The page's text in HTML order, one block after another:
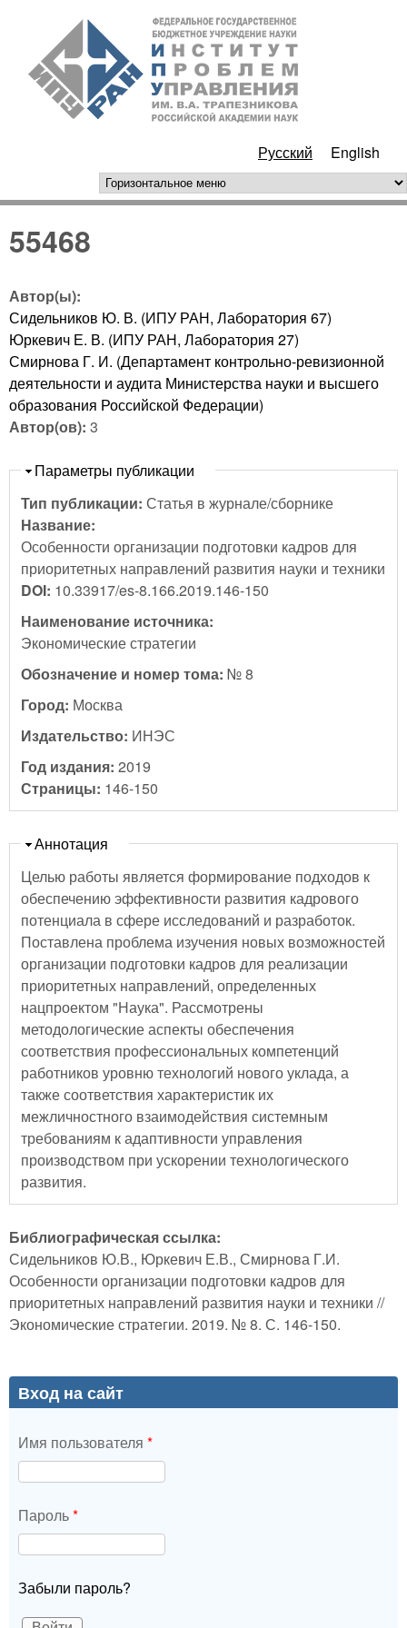
Перейти к основному
содержанию
РАН
Русский English
горизонтальное меню
55468
Автор(ы):
Сидельников Ю. В. (ИПУ РАН, Лаборатория 67)
Юркевич Е. В. (ИПУ РАН, Лаборатория 27)
Смирнова Г. И. (Департамент контрольно-ревизионной
деятельности и аудита Министерства науки и высшего
образования Российской Федерации)
Автор(ов): 3
Скрыть
Параметры публикации
Тип публикации: Статья в журнале/сборнике
Название:
Особенности организации подготовки кадров для
приоритетных направлений развития науки и техники
DOI: 10.33917/es-8.166.2019.146-150
Наименование источника:
Экономические стратегии
Обозначение и номер тома: № 8
Город: Москва
Издательство: ИНЭС
Год издания: 2019
Страницы: 146-150
Скрыть
Аннотация
Целью работы является формирование подходов к
обеспечению эффективности развития кадрового
потенциала в сфере исследований и разработок.
Поставлена проблема изучения новых возможностей
организации подготовки кадров для реализации
приоритетных направлений, определенных
нацпроектом "Наука". Рассмотрены
методологические аспекты обеспечения
соответствия профессиональных компетенций
работников уровню технологий нового уклада, а
также соответствия характеристик их
межличностного взаимодействия системным
требованиям к адаптивности управления
производством при ускорении технологического
развития.
Библиографическая ссылка:
Сидельников Ю.В., Юркевич Е.В., Смирнова Г.И.
Особенности организации подготовки кадров для
приоритетных направлений развития науки и техники //
Экономические стратегии. 2019. № 8. С. 146-150.
Вход на сайт
Имя пользователя *
Пароль*
Забыли пароль?